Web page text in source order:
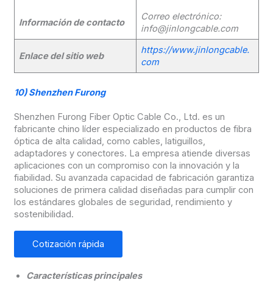
Información de contacto
Correo electrónico:
info@jinlongcable.com
Enlace del sitio web
https://www.jinlongcable.
com
10) Shenzhen Furong
Shenzhen Furong Fiber Optic Cable Co., Ltd. es un
fabricante chino líder especializado en productos de fibra
óptica de alta calidad, como cables, latiguillos,
adaptadores y conectores. La empresa atiende diversas
aplicaciones con un compromiso con la innovación y la
fiabilidad. Su avanzada capacidad de fabricación garantiza
soluciones de primera calidad diseñadas para cumplir con
los estándares globales de seguridad, rendimiento y
sostenibilidad.
Cotización rápida
Características principales